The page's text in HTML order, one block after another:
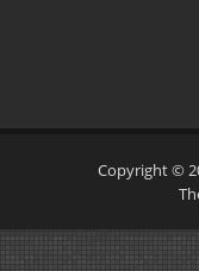
Copyright ©